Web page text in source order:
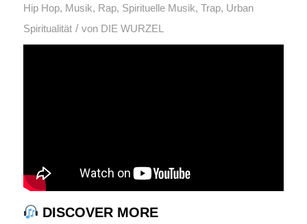
Hip Hop, Musik, Rap, Spirituelle Musik, Trap, Urban
Spiritualität / von DIE WURZEL
DISCOVER MORE